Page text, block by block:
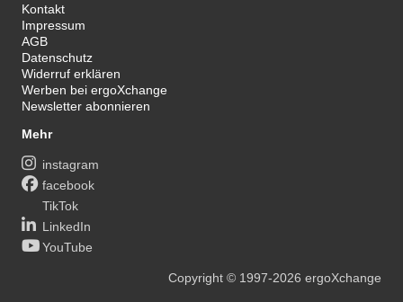
Kontakt
Impressum
AGB
Datenschutz
Widerruf erklären
Werben bei ergoXchange
Newsletter abonnieren
Mehr
instagram
facebook
TikTok
LinkedIn
YouTube
Copyright© 1997-2026 ergoXchange